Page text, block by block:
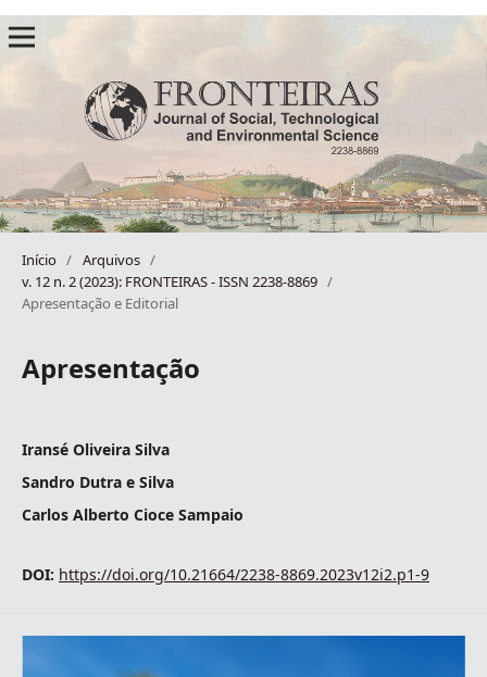
Início / Arquivos /
v. 12 n. 2 (2023): FRONTEIRAS - ISSN 2238-8869 /
Apresentação e Editorial
Apresentação
Iransé Oliveira Silva
Sandro Dutra e Silva
Carlos Alberto Cioce Sampaio
DOI: https://doi.org/10.21664/2238-8869.2023v12i2.p1-9